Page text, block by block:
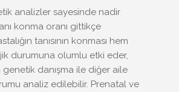
analizler sayesinde nadir
konma oranı gittikçe
tanısının konması hem
durumuna olumlu etki eder,
danışma ile diğer aile
analiz edilebilir. Prenatal ve